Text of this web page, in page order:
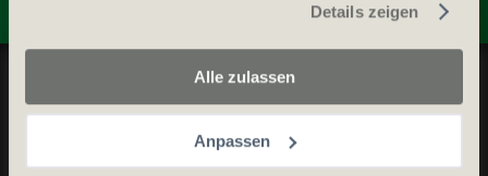
Details zeigen
Alle zulassen
Anpassen
Datenschutz und Cookie-Richtlinien
Allgemeine Geschäftsbedingungen
Kontaktieren Sie uns